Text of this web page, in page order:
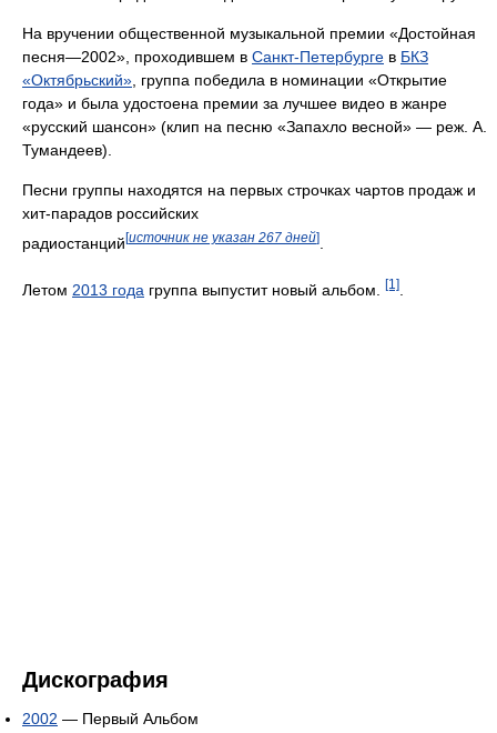
На вручении общественной музыкальной премии «Достойная
песня—2002», проходившем в Санкт-Петербурге в БКЗ
«Октябрьский», группа победила в номинации «Открытие
года» и была удостоена премии за лучшее видео в жанре
«русский шансон» (клип на песню «Запахло весной» — реж. А.
Тумандеев).
Песни группы находятся на первых строчках чартов продаж и
хит-парадов российских
радиостанций [источник не указан 267 дней]
Летом 2013 года группа выпустит новый альбом. [1]
Дискография
2002 — Первый Альбом